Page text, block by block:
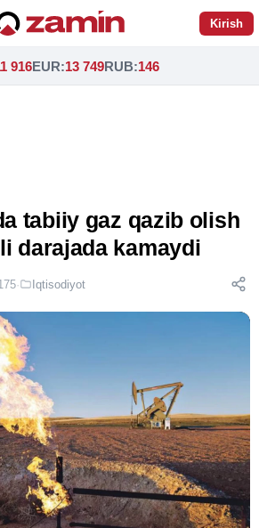
Kirish
916EUR:13 749RUB:146
tabiiy gaz qazib olish
darajada kamaydi
· Iqtisodiyot